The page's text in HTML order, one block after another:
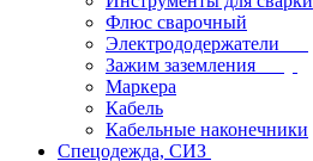
Флюс сварочный
Электрододержатели
Зажим заземления
Маркера
Кабель
Кабельные наконечники
Спецодежда, СИЗ